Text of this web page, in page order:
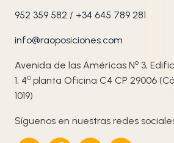
952 359 582 / +34 645 789 281
info@raoposiciones.com
Avenida de las Américas No 3,
1, 4ª planta Oficina C4 CP 29006
1019)
Síguenos en nuestras redes